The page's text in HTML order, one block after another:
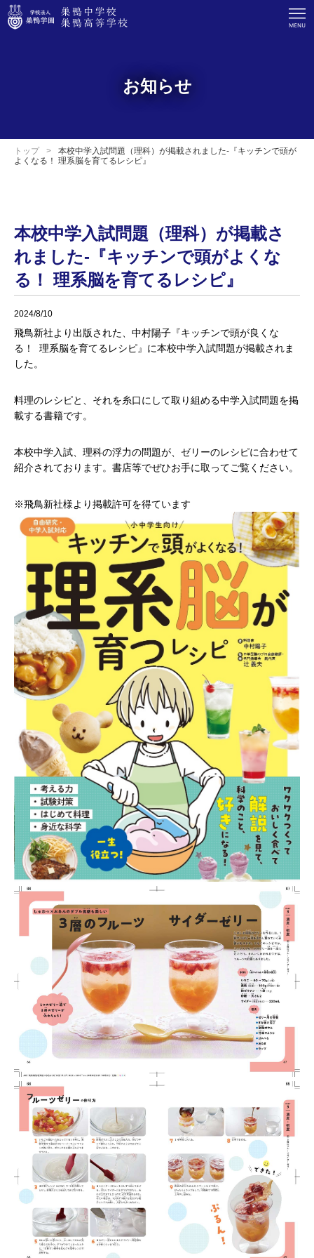
お知らせ
トップ
本校中学入試問題（理科）が掲載されました-『キッチンで頭が
よくなる！ 理系脳を育てるレシピ』
本校中学入試問題（理科）が掲載さ
れました-『キッチンで頭がよくな
る！ 理系脳を育てるレシピ』
2024/8/10
飛鳥新社より出版された、中村陽子『キッチンで頭が良くな
る！ 理系脳を育てるレシピ』に本校中学入試問題が掲載されま
した。
料理のレシピと、それを糸口にして取り組める中学入試問題を掲
載する書籍です。
本校中学入試、理科の浮力の問題が、ゼリーのレシピに合わせて
紹介されております。書店等でぜひお手に取ってご覧ください。
※飛鳥新社様より掲載許可を得ています